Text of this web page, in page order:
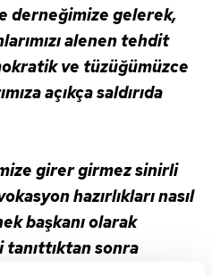
derneğimize gelerek,
alenen tehdit
ve tüzüğümüzce
açıkça saldırıda
girer girmez sinirli
hazırlıkları nasıl
başkanı olarak
tanıttıktan sonra